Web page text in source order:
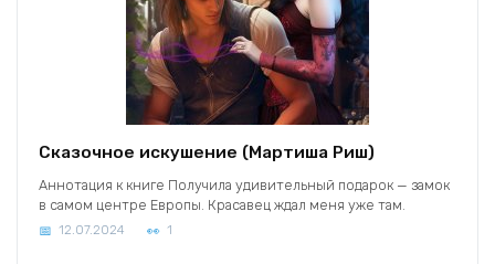
Сказочное искушение (Мартиша Риш)
Аннотация к книге Получила удивительный подарок — замок
в самом центре Европы. Красавец ждал меня уже там.
12.07.2024 1